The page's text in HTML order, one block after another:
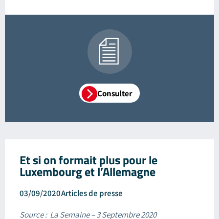
Consulter
Et si on formait plus pour le
Luxembourg et l’Allemagne
03/09/2020Articles de presse
Source : La Semaine – 3 Septembre 2020